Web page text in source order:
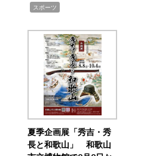
スポーツ
夏季企画展「秀吉・秀
長と和歌山」 和歌山